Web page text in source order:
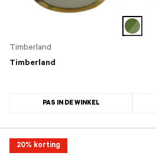
Timberland
Timberland
PAS IN DE WINKEL
20% korting